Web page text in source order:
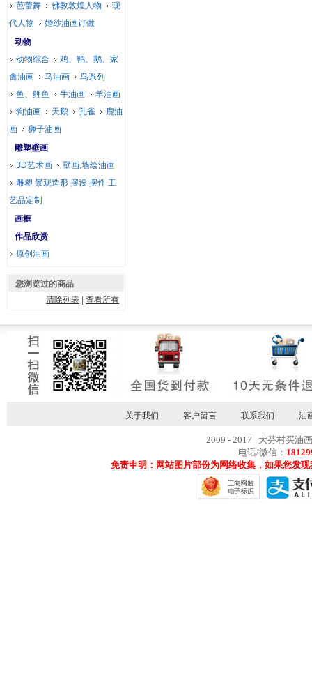
芭蕾舞
佛教敦煌人物
现
代人物
婚纱油画订做
动物
动物综合
鸡、鸭、鹅、家
禽油画
马油画
鸟系列
鱼、鲤鱼
牛油画
羊油画
狗油画
天鹅 孔雀
鹿油
画
狮子油画
雕塑壁画
3D艺术画
壁画,墙绘油画
雕塑 景观造形 摆设 摆件 工
艺品定制
画框
作品欣赏
原创油画
您浏览过的商品
清除列表 |查看所有
关于我们 客户留言 联系我们 油
2009 - 2017 大芬村买油
电话/微信：
免责申明：网站图片部份为网络收集，如果您发